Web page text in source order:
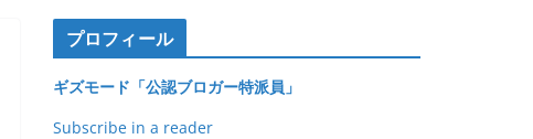
プロフィール
ギズモード「公認ブロガー特派員」
Subscribe in a reader